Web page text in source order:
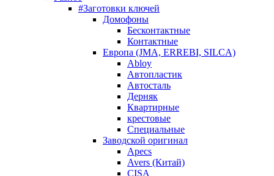
#Заготовки ключей
Домофоны
Бесконтактные
Контактные
Европа (JMA, ERREBI, SILCA)
Abloy
Автопластик
Автосталь
Дерняк
Квартирные
крестовые
Специальные
Заводской оригинал
Apecs
Avers (Китай)
CISA